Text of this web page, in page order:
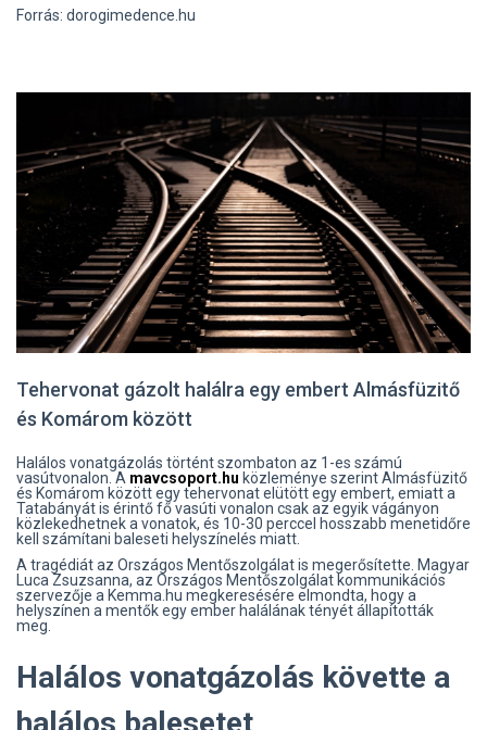
Forrás: dorogimedence.hu
Tehervonat gázolt halálra egy embert Almásfüzitő
és Komárom között
Halálos vonatgázolás történt szombaton az 1-es számú
vasútvonalon. A mavcsoport.hu közleménye szerint Almásfüzitő
és Komárom között egy tehervonat elütött egy embert, emiatt a
Tatabányát is érintő fő vasúti vonalon csak az egyik vágányon
közlekedhetnek a vonatok, és 10-30 perccel hosszabb menetidőre
kell számítani baleseti helyszínelés miatt.
A tragédiát az Országos Mentőszolgálat is megerősítette. Magyar
Luca Zsuzsanna, az Országos Mentőszolgálat kommunikációs
szervezője a Kemma.hu megkeresésére elmondta, hogy a
helyszínen a mentők egy ember halálának tényét állapították
meg.
Halálos vonatgázolás követte a